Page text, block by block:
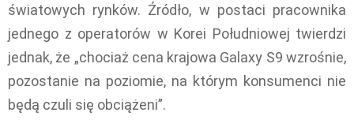
światowych rynków. Źródło, w postaci pracownika
jednego z operatorów w Korei Południowej twierdzi
jednak, że „chociaż cena krajowa Galaxy S9 wzrośnie,
pozostanie na poziomie, na którym konsumenci nie
będą czuli się obciążeni”.